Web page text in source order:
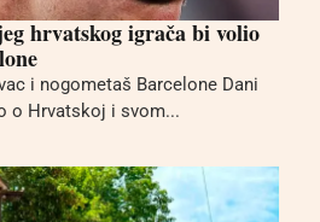
hrvatskog igrača bi volio
i nogometaš Barcelone Dani
o Hrvatskoj i svom...